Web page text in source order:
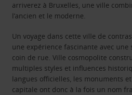
arriverez à Bruxelles, une ville
l’ancien et le moderne.
Un voyage dans cette ville de
une expérience fascinante avec une
coin de rue. Ville cosmopolite
multiples styles et influences
langues officielles, les monuments
capitale ont donc à la fois un nom